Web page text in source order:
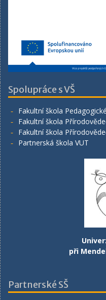
Spolupráce s VŠ
Fakultní škola
Fakultní škola
Fakultní škola
Partnerská škola VUT
při
Partnerské SŠ